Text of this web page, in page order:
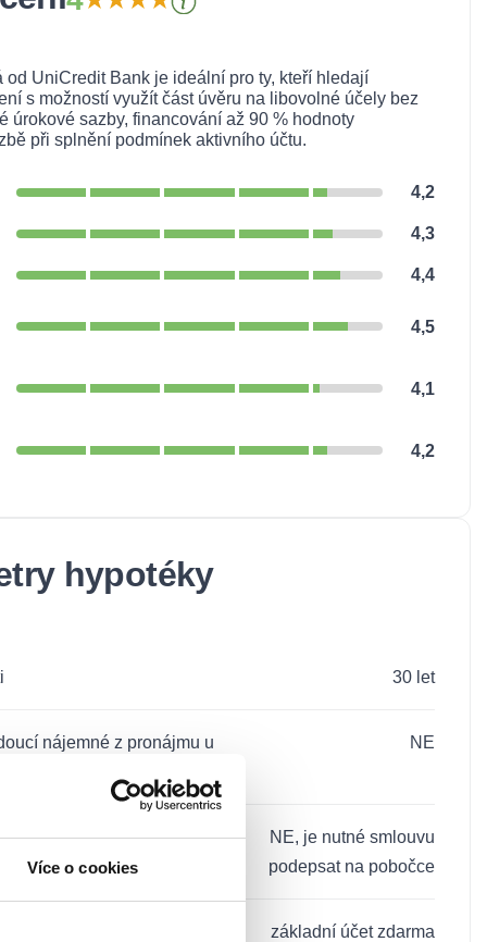
Více o cookies
od UniCredit Bank je ideální pro ty, kteří hledají
s možností využít část úvěru na libovolné účely bez
úrokové sazby, financování až 90 % hodnoty
při splnění podmínek aktivního účtu.
4,2
4,3
4,4
4,5
4,1
4,2
hypotéky
30 let
nájemné z pronájmu u
NE
návštěvy banky
NE, je nutné smlouvu
podepsat na pobočce
základní účet zdarma